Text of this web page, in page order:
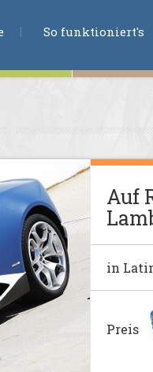
So funktioniert's
Auf
in
Preis